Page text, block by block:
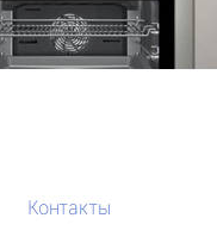
Контакты